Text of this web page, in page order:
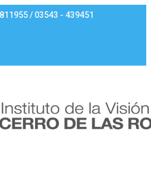
/ 03543 - 439451